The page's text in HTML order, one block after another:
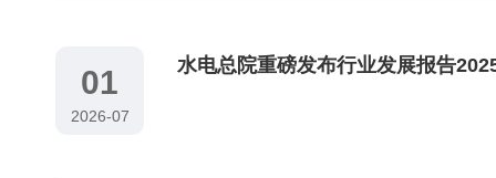
01
2026-07
水电总院重磅发布行业发展报告